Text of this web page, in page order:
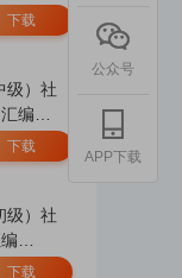
下载
编
下载
下载
公众号
APP下载